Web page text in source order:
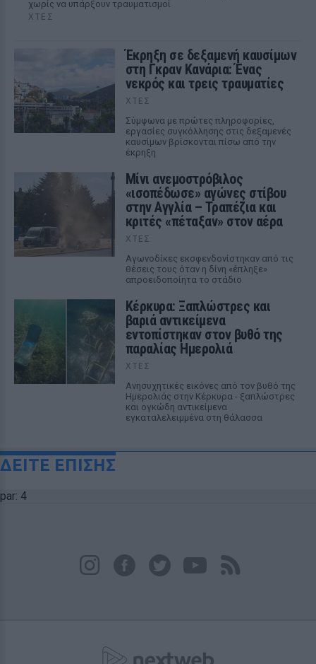
χωρίς να υπάρξουν τραυματισμοί
ΧΤΕΣ
Έκρηξη σε δεξαμενή καυσίμων
στη Γκραν Κανάρια: Ένας
νεκρός και τρεις τραυματίες
ΧΤΕΣ
Σύμφωνα με πρώτες πληροφορίες,
εργασίες συγκόλλησης στις δεξαμενές
καυσίμων βρίσκονται πίσω από την
έκρηξη
Μίνι ανεμοστρόβιλος
«ισοπέδωσε» αγώνες στίβου
στην Αγγλία – Τραπέζια και
κριτές «πέταξαν» στον αέρα
ΧΤΕΣ
Αγωνοδίκες εκσφενδονίστηκαν από τις
θέσεις τους όταν η δίνη «έπληξε»
απροειδοποίητα το στάδιο
Κέρκυρα: Ξαπλώστρες και
βαριά αντικείμενα
εντοπίστηκαν στον βυθό της
παραλίας Ημερολιά
ΧΤΕΣ
Ανησυχητικές εικόνες από τον βυθό της
Ημερολιάς στην Κέρκυρα - ξαπλώστρες
και ογκώδη αντικείμενα
εγκαταλελειμμένα στη θάλασσα
ΔΕΙΤΕ ΕΠΙΣΗΣ
par: 4